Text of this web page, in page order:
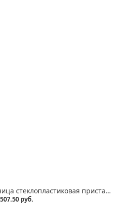
ЛСПТС-2х1,0-ОНИКС лестница стеклопластиковая приставная, трансформируемая в стремянку
руб.